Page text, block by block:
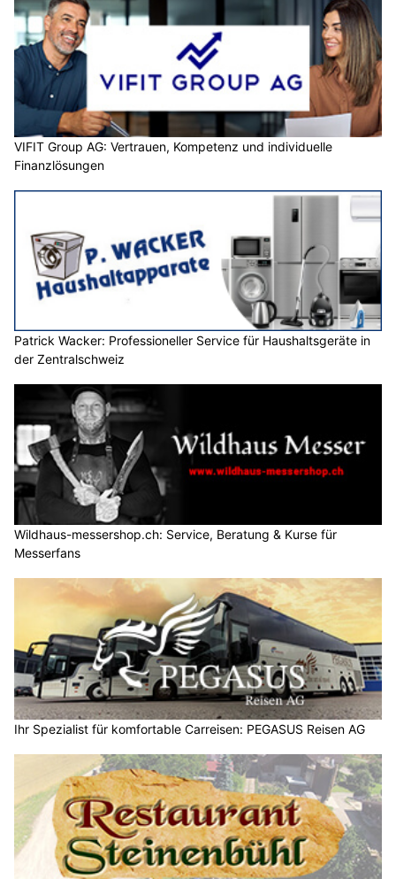
VIFIT Group AG: Vertrauen, Kompetenz und individuelle
Finanzlösungen
Patrick Wacker: Professioneller Service für Haushaltsgeräte in
der Zentralschweiz
Wildhaus-messershop.ch: Service, Beratung & Kurse für
Messerfans
Ihr Spezialist für komfortable Carreisen: PEGASUS Reisen AG